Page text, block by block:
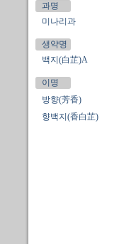
과명
미나리과
생약명
백지(白芷)A
이명
방향(芳香)
향백지(香白芷)